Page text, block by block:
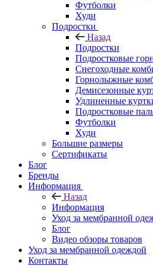
Футболки
Худи
Подростки
Назад
Подростки
Подростковые
Снегоходные
Горнолыжные
Демисезонные
Удлиненные
Подростковые
Футболки
Худи
Большие размеры
Сертификаты
Блог
Бренды
Информация
Назад
Информация
Уход за мембранной
Блог
Видео обзоры товаров
Уход за мембранной одеждой
Контакты